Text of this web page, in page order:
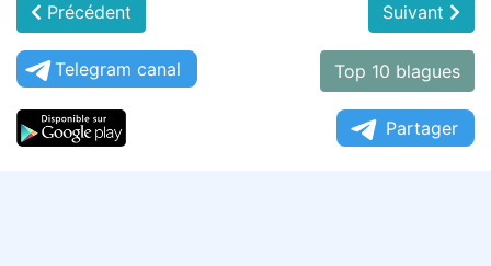
Précédent Suivant
Telegram canal Top 10 blagues
Partager